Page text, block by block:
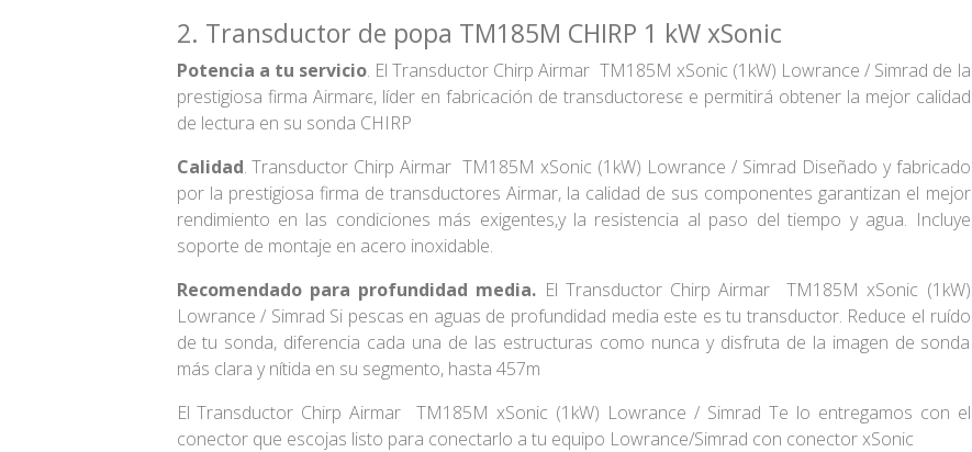
2. Transductor de popa TM185M CHIRP 1 kW xSonic
Potencia a tu servicio. El Transductor Chirp Airmar TM185M xSonic (1kW) Lowrance / Simrad de la
prestigiosa firma Airmarє, líder en fabricación de transductoresє e permitirá obtener la mejor calidad
de lectura en su sonda CHIRP
Calidad. Transductor Chirp Airmar TM185M xSonic (1kW) Lowrance / Simrad Diseñado y fabricado
por la prestigiosa firma de transductores Airmar, la calidad de sus componentes garantizan el mejor
rendimiento en las condiciones más exigentes,y la resistencia al paso del tiempo y agua. Incluye
soporte de montaje en acero inoxidable.
Recomendado para profundidad media. El Transductor Chirp Airmar TM185M xSonic (1kW)
Lowrance / Simrad Si pescas en aguas de profundidad media este es tu transductor. Reduce el ruído
de tu sonda, diferencia cada una de las estructuras como nunca y disfruta de la imagen de sonda
más clara y nítida en su segmento, hasta 457m
El Transductor Chirp Airmar TM185M xSonic (1kW) Lowrance / Simrad Te lo entregamos con el
conector que escojas listo para conectarlo a tu equipo Lowrance/Simrad con conector xSonic